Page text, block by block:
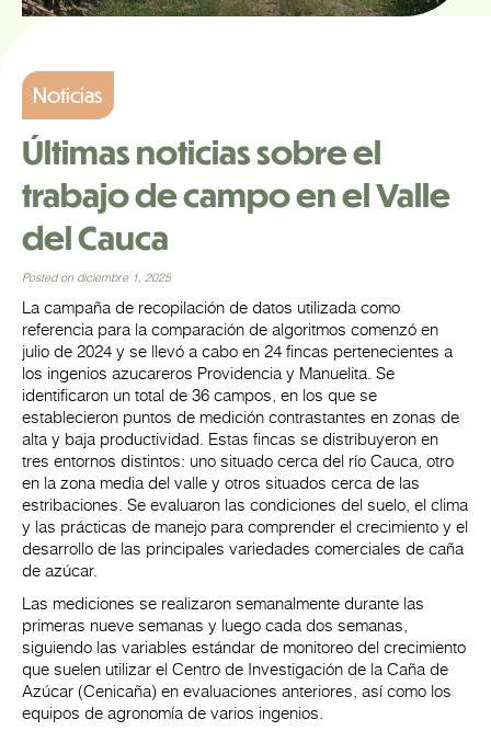
Noticias
Últimas noticias sobre el
trabajo de campo en el Valle
del Cauca
Posted on diciembre 1, 2025
La campaña de recopilación de datos utilizada como
referencia para la comparación de algoritmos comenzó en
julio de 2024 y se llevó a cabo en 24 fincas pertenecientes a
los ingenios azucareros Providencia y Manuelita. Se
identificaron un total de 36 campos, en los que se
establecieron puntos de medición contrastantes en zonas de
alta y baja productividad. Estas fincas se distribuyeron en
tres entornos distintos: uno situado cerca del río Cauca, otro
en la zona media del valle y otros situados cerca de las
estribaciones. Se evaluaron las condiciones del suelo, el clima
y las prácticas de manejo para comprender el crecimiento y el
desarrollo de las principales variedades comerciales de caña
de azúcar.
Las mediciones se realizaron semanalmente durante las
primeras nueve semanas y luego cada dos semanas,
siguiendo las variables estándar de monitoreo del crecimiento
que suelen utilizar el Centro de Investigación de la Caña de
Azúcar (Cenicaña) en evaluaciones anteriores, así como los
equipos de agronomía de varios ingenios.